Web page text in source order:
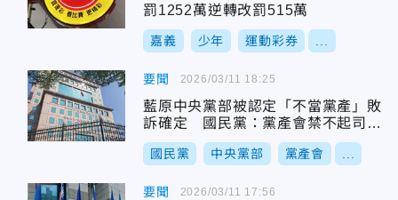
罰1252萬逆轉改罰515萬
嘉義 少年 運動彩券
要聞
藍原中央黨部被認定「不當黨產」敗
訴確定 國民黨：黨產會禁不起司法
檢驗
國民黨 中央黨部 黨產會
2026/03/11 18:25
要聞 2026/03/11 17:56